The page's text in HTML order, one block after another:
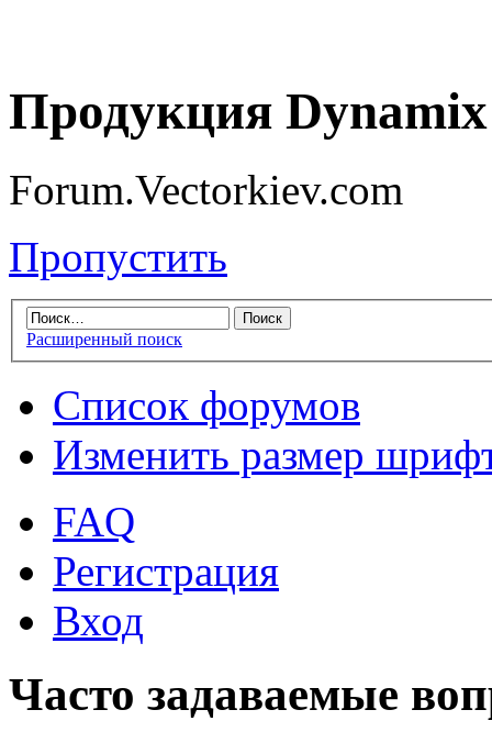
Продукция
Forum.Vectorkiev.com
Пропустить
Расширенный поиск
Список форумов
Изменить размер
FAQ
Регистрация
Вход
Часто задаваемые